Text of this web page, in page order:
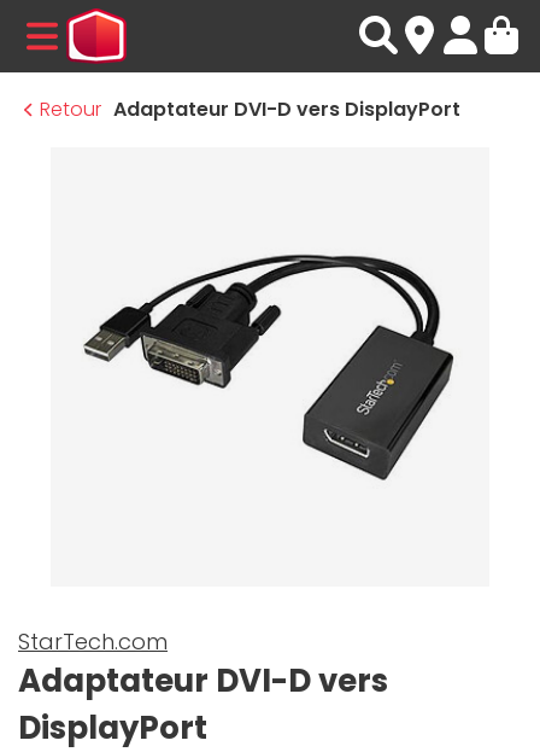
MENU
Retour Adaptateur DVI-D vers DisplayPort
StarTech.com
Adaptateur DVI-D vers
DisplayPort